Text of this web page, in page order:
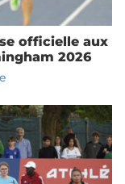
officielle aux
2026